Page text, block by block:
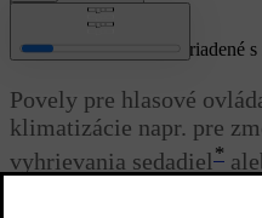
Zaregistrovať sa
Ovládanie klimatizácie riadené
Povely pre hlasové
klimatizácie napr. pre
vyhrievania sedadiel *